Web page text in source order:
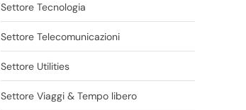
Settore Tecnologia
Settore Telecomunicazioni
Settore Utilities
Settore Viaggi & Tempo libero